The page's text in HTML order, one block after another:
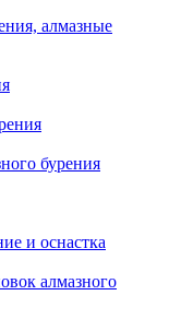
алмазные
бурения
и оснастка
алмазного